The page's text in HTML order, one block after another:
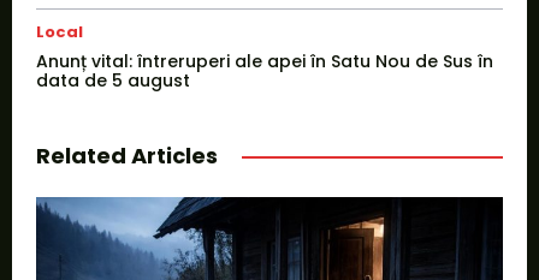
Local
Anunț vital: întreruperi ale apei în Satu Nou de Sus în
data de 5 august
Related Articles